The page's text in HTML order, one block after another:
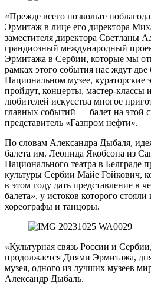
«Прежде всего позвольте
Эрмитаж в лице его директора
заместителя директора Светланы
грандиозный международный
Эрмитажа в Сербии, которые мы
рамках этого события нас ждут
Национальном музее, кураторские
пройдут, концерты, мастер-
любителей искусства многое
главных событий — балет на этой
представитель «Газпром нефти».
По словам Александра Дыбаля,
балета им. Леонида Якобсона из
Национального театра в Белграде
культуры Сербии Майе Гойкович,
в этом году дать представление в
балета», у истоков которого
хореографы и танцоры.
«Культурная связь России и
продолжается Днями Эрмитажа,
музея, одного из лучших музеев
Александр Дыбаль.